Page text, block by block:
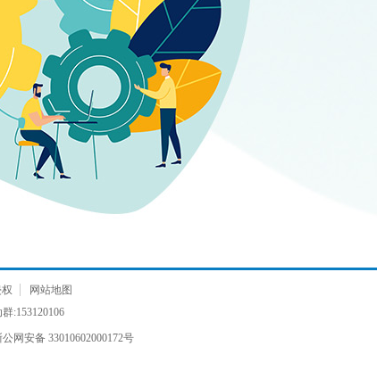
网站地图
:153120106
公网安备 33010602000172号